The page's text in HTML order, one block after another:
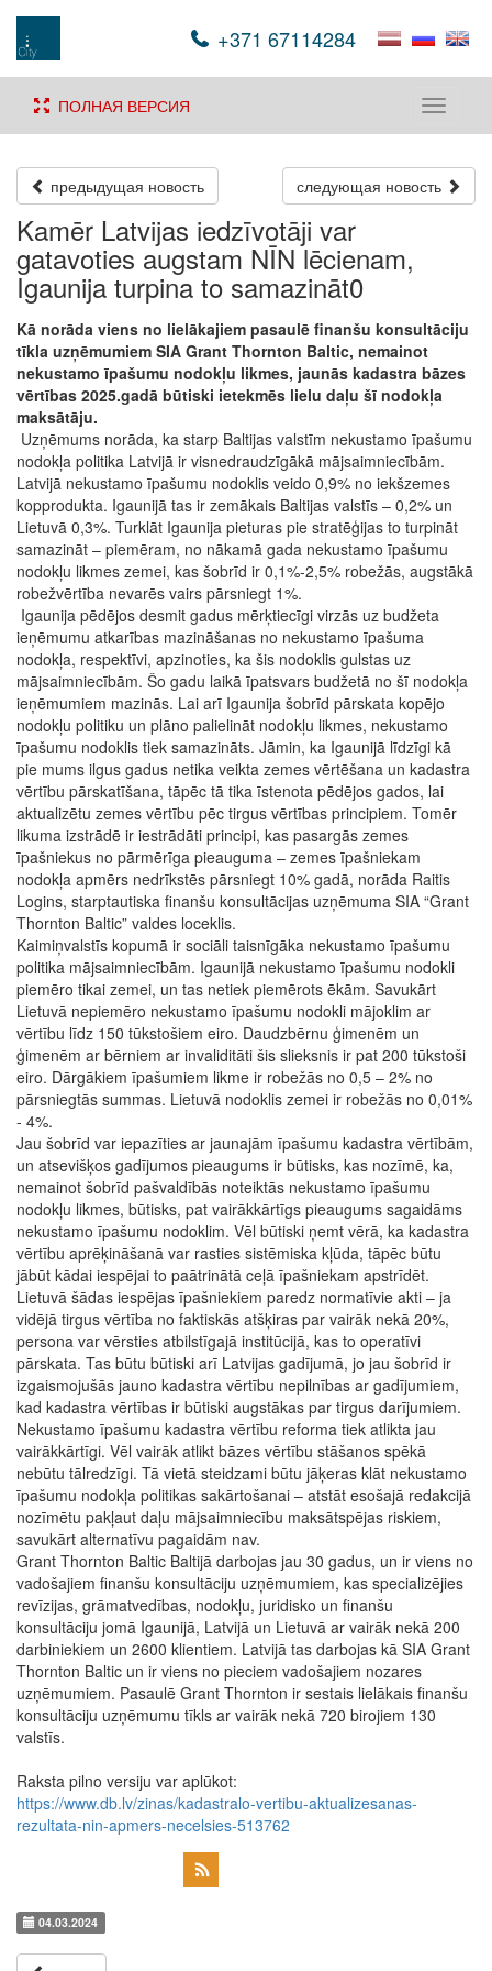
+371 67114284
Toggle
ПОЛНАЯ ВЕРСИЯ
предыдущая новость следующая новость
Kamēr Latvijas iedzīvotāji var
gatavoties augstam NĪN lēcienam,
Igaunija turpina to samazināt0
Kā norāda viens no lielākajiem pasaulē finanšu konsultāciju
tīkla uzņēmumiem SIA Grant Thornton Baltic, nemainot
nekustamo īpašumu nodokļu likmes, jaunās kadastra bāzes
vērtības 2025.gadā būtiski ietekmēs lielu daļu šī nodokļa
maksātāju.
Uzņēmums norāda, ka starp Baltijas valstīm nekustamo īpašumu
nodokļa politika Latvijā ir visnedraudzīgākā mājsaimniecībām.
Latvijā nekustamo īpašumu nodoklis veido 0,9% no iekšzemes
kopprodukta. Igaunijā tas ir zemākais Baltijas valstīs – 0,2% un
Lietuvā 0,3%. Turklāt Igaunija pieturas pie stratēģijas to turpināt
samazināt – piemēram, no nākamā gada nekustamo īpašumu
nodokļu likmes zemei, kas šobrīd ir 0,1%-2,5% robežās, augstākā
robežvērtība nevarēs vairs pārsniegt 1%.
Igaunija pēdējos desmit gadus mērķtiecīgi virzās uz budžeta
ieņēmumu atkarības mazināšanas no nekustamo īpašuma
nodokļa, respektīvi, apzinoties, ka šis nodoklis gulstas uz
mājsaimniecībām. Šo gadu laikā īpatsvars budžetā no šī nodokļa
ieņēmumiem mazinās. Lai arī Igaunija šobrīd pārskata kopējo
nodokļu politiku un plāno palielināt nodokļu likmes, nekustamo
īpašumu nodoklis tiek samazināts. Jāmin, ka Igaunijā līdzīgi kā
pie mums ilgus gadus netika veikta zemes vērtēšana un kadastra
vērtību pārskatīšana, tāpēc tā tika īstenota pēdējos gados, lai
aktualizētu zemes vērtību pēc tirgus vērtības principiem. Tomēr
likuma izstrādē ir iestrādāti principi, kas pasargās zemes
īpašniekus no pārmērīga pieauguma – zemes īpašniekam
nodokļa apmērs nedrīkstēs pārsniegt 10% gadā, norāda Raitis
Logins, starptautiska finanšu konsultācijas uzņēmuma SIA “Grant
Thornton Baltic” valdes loceklis.
Kaimiņvalstīs kopumā ir sociāli taisnīgāka nekustamo īpašumu
politika mājsaimniecībām. Igaunijā nekustamo īpašumu nodokli
piemēro tikai zemei, un tas netiek piemērots ēkām. Savukārt
Lietuvā nepiemēro nekustamo īpašumu nodokli mājoklim ar
vērtību līdz 150 tūkstošiem eiro. Daudzbērnu ģimenēm un
ģimenēm ar bērniem ar invaliditāti šis slieksnis ir pat 200 tūkstoši
eiro. Dārgākiem īpašumiem likme ir robežās no 0,5 – 2% no
pārsniegtās summas. Lietuvā nodoklis zemei ir robežās no 0,01%
- 4%.
Jau šobrīd var iepazīties ar jaunajām īpašumu kadastra vērtībām,
un atsevišķos gadījumos pieaugums ir būtisks, kas nozīmē, ka,
nemainot šobrīd pašvaldībās noteiktās nekustamo īpašumu
nodokļu likmes, būtisks, pat vairākkārtīgs pieaugums sagaidāms
nekustamo īpašumu nodoklim. Vēl būtiski ņemt vērā, ka kadastra
vērtību aprēķināšanā var rasties sistēmiska kļūda, tāpēc būtu
jābūt kādai iespējai to paātrinātā ceļā īpašniekam apstrīdēt.
Lietuvā šādas iespējas īpašniekiem paredz normatīvie akti – ja
vidējā tirgus vērtība no faktiskās atšķiras par vairāk nekā 20%,
persona var vērsties atbilstīgajā institūcijā, kas to operatīvi
pārskata. Tas būtu būtiski arī Latvijas gadījumā, jo jau šobrīd ir
izgaismojušās jauno kadastra vērtību nepilnības ar gadījumiem,
kad kadastra vērtības ir būtiski augstākas par tirgus darījumiem.
Nekustamo īpašumu kadastra vērtību reforma tiek atlikta jau
vairākkārtīgi. Vēl vairāk atlikt bāzes vērtību stāšanos spēkā
nebūtu tālredzīgi. Tā vietā steidzami būtu jāķeras klāt nekustamo
īpašumu nodokļa politikas sakārtošanai – atstāt esošajā redakcijā
nozīmētu pakļaut daļu mājsaimniecību maksātspējas riskiem,
savukārt alternatīvu pagaidām nav.
Grant Thornton Baltic Baltijā darbojas jau 30 gadus, un ir viens no
vadošajiem finanšu konsultāciju uzņēmumiem, kas specializējies
revīzijas, grāmatvedības, nodokļu, juridisko un finanšu
konsultāciju jomā Igaunijā, Latvijā un Lietuvā ar vairāk nekā 200
darbiniekiem un 2600 klientiem. Latvijā tas darbojas kā SIA Grant
Thornton Baltic un ir viens no pieciem vadošajiem nozares
uzņēmumiem. Pasaulē Grant Thornton ir sestais lielākais finanšu
konsultāciju uzņēmumu tīkls ar vairāk nekā 720 birojiem 130
valstīs.
Raksta pilno versiju var aplūkot:
https://www.db.lv/zinas/kadastralo-vertibu-aktualizesanas-
rezultata-nin-apmers-necelsies-513762
04.03.2024